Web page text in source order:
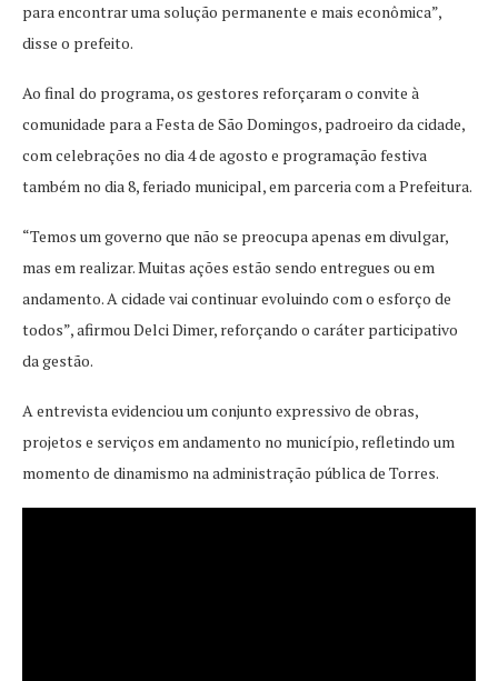
para encontrar uma solução permanente e mais econômica”,
disse o prefeito.
Ao final do programa, os gestores reforçaram o convite à
comunidade para a Festa de São Domingos, padroeiro da cidade,
com celebrações no dia 4 de agosto e programação festiva
também no dia 8, feriado municipal, em parceria com a Prefeitura.
“Temos um governo que não se preocupa apenas em divulgar,
mas em realizar. Muitas ações estão sendo entregues ou em
andamento. A cidade vai continuar evoluindo com o esforço de
todos”, afirmou Delci Dimer, reforçando o caráter participativo
da gestão.
A entrevista evidenciou um conjunto expressivo de obras,
projetos e serviços em andamento no município, refletindo um
momento de dinamismo na administração pública de Torres.